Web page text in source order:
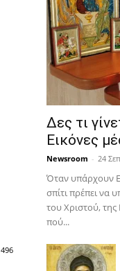
496
Δες τι
Εικόνες
Newsroom - 24
Όταν υπάρχουν
σπίτι πρέπει να
του Χριστού, της
πού...